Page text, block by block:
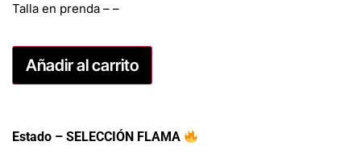
Talla en prenda – –
Añadir al carrito
Estado – SELECCIÓN FLAMA